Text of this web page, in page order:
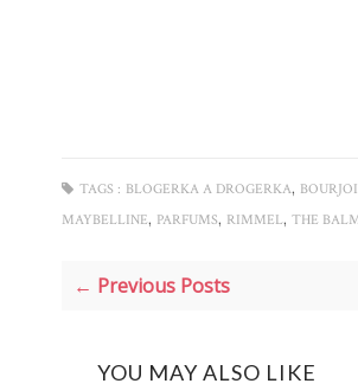
TAGS : BLOGERKA A DROGERKA,
MAYBELLINE, PARFUMS, RIMMEL, THE
← Previous Posts
YOU MAY ALSO LIKE